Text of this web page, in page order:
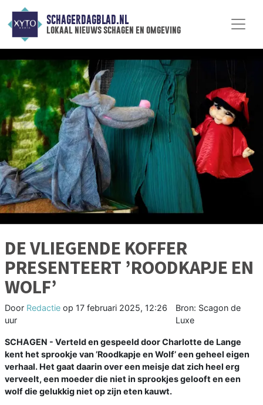
SCHAGERDAGBLAD.NL
lokaal nieuws schagen en omgeving
DE VLIEGENDE KOFFER
PRESENTEERT ’ROODKAPJE EN
WOLF’
Door Redactie op 17 februari 2025, 12:26
uur
Bron: Scagon de
Luxe
SCHAGEN - Verteld en gespeeld door Charlotte de Lange
kent het sprookje van ’Roodkapje en Wolf’ een geheel eigen
verhaal. Het gaat daarin over een meisje dat zich heel erg
verveelt, een moeder die niet in sprookjes gelooft en een
wolf die gelukkig niet op zijn eten kauwt.